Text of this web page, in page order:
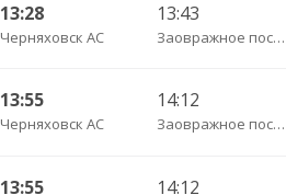
13:28
Черняховск АС
13:43
Заовражное поселок трасса
13:55
Черняховск АС
14:12
Заовражное поселок трасса
13:55 14:12